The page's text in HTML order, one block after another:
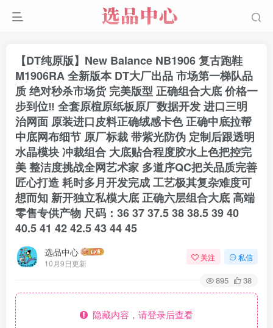
【DT纯原版】New Balance NB1906 复古跑鞋
M1906RA 全新版本 DT大厂出品 市场第一梯队品
质 绝对秒杀市场货 完美版型 正确组合大底 价格一
步到位‼️ 全套原楦原纸板原厂数据开发 进口三明
治网面 原装进口皮料正确绒感卡色 正确中底拉帮
中底网布细节 原厂标裁 带紫光防伪 定制后跟透明
水晶模块 冲裁组合 大底贴合程度胶水上色把控完
美 整洁度挑战全网艺术家 多道序QC把关品质完善
匠心打造 耗时多月开发完成 工艺极其复杂难度可
想而知 新开独立私模大底 正确六层组合大底 高端
零售专供产物 尺码：36 37 37.5 38 38.5 39 40
40.5 41 42 42.5 43 44 45
选品中心
10月9日更新
关注 私信
895 38
隐藏内容，请登录后查看